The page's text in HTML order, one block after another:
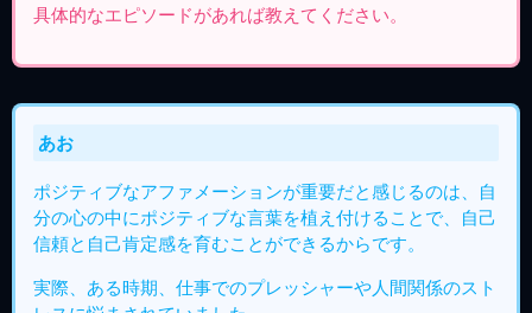
具体的なエピソードがあれば教えてください。
あお
ポジティブなアファメーションが重要だと感じるのは、自
分の心の中にポジティブな言葉を植え付けることで、自己
信頼と自己肯定感を育むことができるからです。
実際、ある時期、仕事でのプレッシャーや人間関係のスト